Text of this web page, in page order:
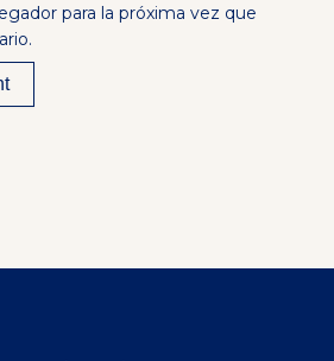
para la próxima vez que